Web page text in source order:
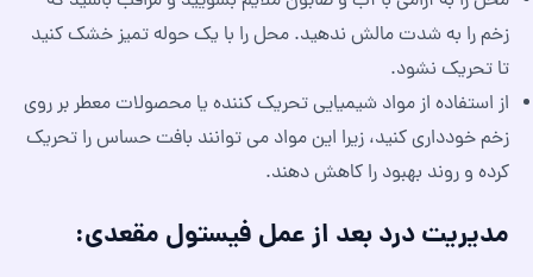
زخم را به شدت مالش ندهید. محل را با یک حوله تمیز خشک کنید
تا تحریک نشود.
از استفاده از مواد شیمیایی تحریک کننده یا محصولات معطر بر روی
زخم خودداری کنید، زیرا این مواد می توانند بافت حساس را تحریک
کرده و روند بهبود را کاهش دهند.
مدیریت درد بعد از عمل فیستول مقعدی: